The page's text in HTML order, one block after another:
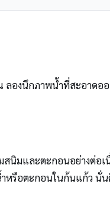
องนึกภาพน้ำที่สะอาดออ
นิมและตะกอนอย่างต่อเ
ำหรือตะกอนในก้นแก้ว นั่